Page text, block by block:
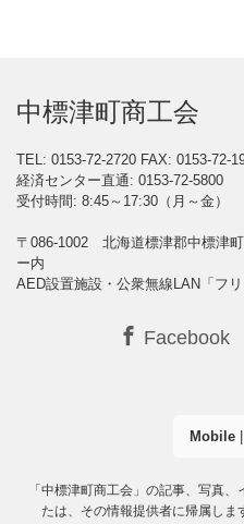
中標津町商工会
TEL: 0153-72-2720 FAX: 0153-72-
経済センター直通: 0153-72-5800
受付時間: 8:45～17:30（月～金）
〒086-1002 北海道標津郡中標津
ー内
AED設置施設・公衆無線LAN「フ
Facebook
Mobile|
「中標津町商工会」の記事、写真
たは、その情報提供者に帰属しま